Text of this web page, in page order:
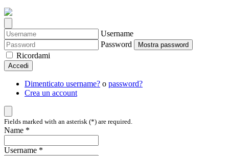
Username
Password
Mostra password
Ricordami
Accedi
Dimenticato username? o password?
Crea un account
Fields marked with an asterisk (*) are required.
Name *
Username *